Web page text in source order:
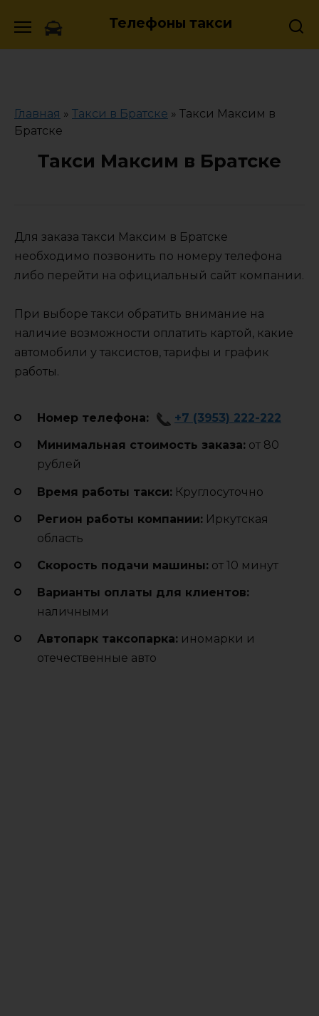
Телефоны такси
Главная » Такси в Братске » Такси Максим в
Братске
Такси Максим в Братске
Для заказа такси Максим в Братске
необходимо позвонить по номеру телефона
либо перейти на официальный сайт компании.
При выборе такси обратить внимание на
наличие возможности оплатить картой, какие
автомобили у таксистов, тарифы и график
работы.
Номер телефона: +7 (3953) 222-222
Минимальная стоимость заказа: от 80
рублей
Время работы такси: Круглосуточно
Регион работы компании: Иркутская
область
Cкорость подачи машины: от 10 минут
Варианты оплаты для клиентов:
наличными
Автопарк таксопарка: иномарки и
отечественные авто